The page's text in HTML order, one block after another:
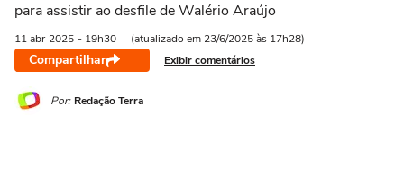
para assistir ao desfile de Walério Araújo
11 abr 2025 - 19h30 (atualizado em 23/6/2025 às 17h28)
Compartilhar Exibir comentários
Por: Redação Terra